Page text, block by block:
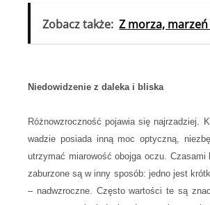
Zobacz także: Z morza, marzeń
Niedowidzenie z daleka i bliska
Różnowzroczność pojawia się najrzadziej.
wadzie posiada inną moc optyczną,
utrzymać miarowość obojga oczu.
zaburzone są w inny sposób: jedno jest
– nadwzroczne. Często wartości te są